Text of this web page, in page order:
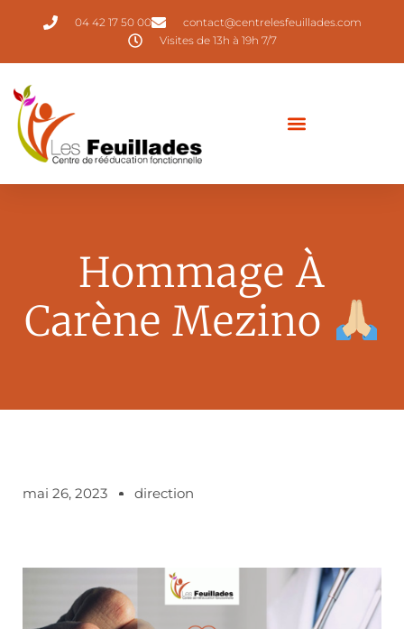
04 42 17 50 00
contact@centrelesfeuillades.com
Visites de 13h à 19h 7/7
Hommage À
Carène Mezino
mai 26, 2023 direction